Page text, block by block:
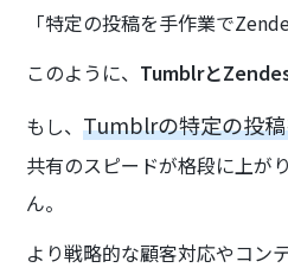
「特定の投稿を手作業で
このように、 Tumblrと
もし、Tumblrの特定の投
共有のスピードが格段に上が
ん。
より戦略的な顧客対応やコン